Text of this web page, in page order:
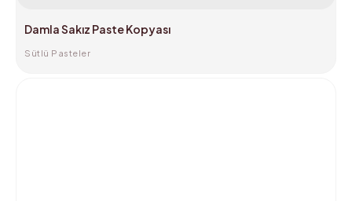
Damla Sakız Paste Kopyası
Sütlü Pasteler